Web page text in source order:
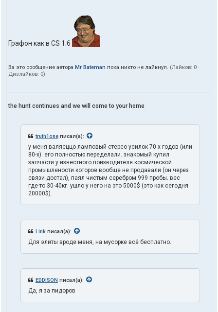
Графон как в CS 1.6
За это сообщение автора Mr Bateman пока никто не лайкнул. (Лайков: 0 ·
Дизлайков: 0)
the hunt continues and we will come to your home
truth1one писал(а):
у меня валяеццо ламповый стерео усилок 70-х годов (или
80-х). его полностью переделали. знакомый купил
запчасти у известного поизводителя космической
промышлености которое вообще не продавали (он через
связи достал), паял чистым серебром 999 пробы. вес
где-то 30-40кг. ушло у него на это 5000$ (это как сегодня
20000$).
Link писал(а):
Для элиты вроде меня, на мусорке всё бесплатно..
EDDISON писал(а):
Да, я за пидоров